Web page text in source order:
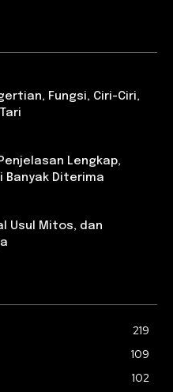
Fungsi, Ciri-Ciri,
Lengkap,
Banyak Diterima
Usul Mitos, dan
219
109
102